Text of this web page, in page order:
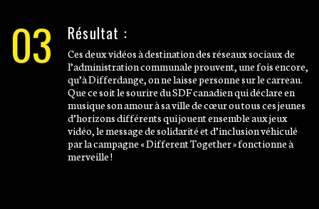
03 Résultat :
Ces deux vidéos à destination des réseaux sociaux de
l’administration communale prouvent, une fois encore,
qu’à Differdange, on ne laisse personne sur le carreau.
Que ce soit le sourire du SDF canadien qui déclare en
musique son amour à sa ville de cœur ou tous ces jeunes
d’horizons différents qui jouent ensemble aux jeux
vidéo, le message de solidarité et d’inclusion véhiculé
par la campagne « Different Together » fonctionne à
merveille !